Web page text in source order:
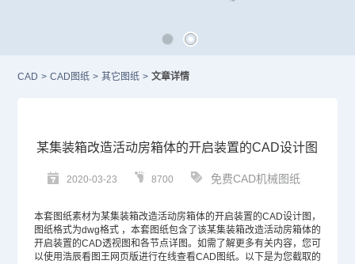
CAD > CAD图纸 > 其它图纸 > 文章详情
某集装箱改造活动房箱体的开启装置的CAD设计图
2020-03-23 8700 免费CAD机械图纸
本套图纸素材为某集装箱改造活动房箱体的开启装置的CAD设计图，
图纸格式为dwg格式 ，本套图纸包含了该某集装箱改造活动房箱体的
开启装置的CAD透视图和各节点详图。如需了解更多有关内容，您可
以使用浩辰看图王网页版进行在线查看CAD图纸。以下是为您截取的